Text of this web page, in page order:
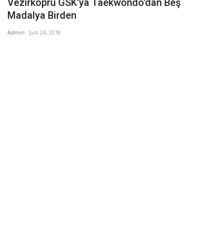
Madalya Birden
Admin Şub 24, 2018